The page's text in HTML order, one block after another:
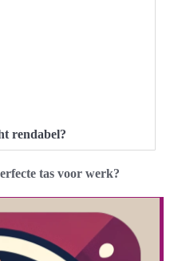
rendabel?
tas voor werk?